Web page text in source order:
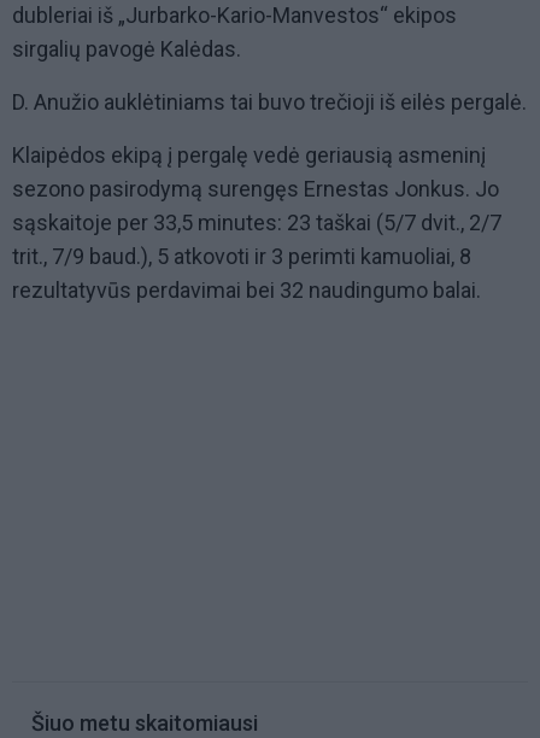
dubleriai iš „Jurbarko-Kario-Manvestos“ ekipos
sirgalių pavogė Kalėdas.
D. Anužio auklėtiniams tai buvo trečioji iš eilės pergalė.
Klaipėdos ekipą į pergalę vedė geriausią asmeninį
sezono pasirodymą surengęs Ernestas Jonkus. Jo
sąskaitoje per 33,5 minutes: 23 taškai (5/7 dvit., 2/7
trit., 7/9 baud.), 5 atkovoti ir 3 perimti kamuoliai, 8
rezultatyvūs perdavimai bei 32 naudingumo balai.
Šiuo metu skaitomiausi